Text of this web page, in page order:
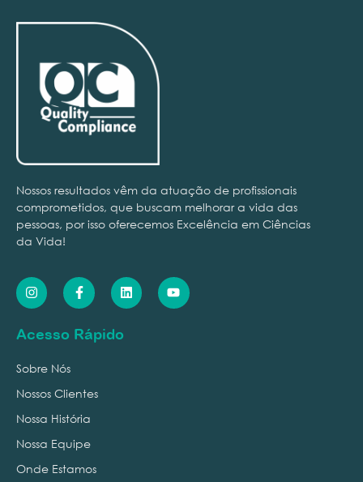
Nossos resultados vêm da atuação de profissionais
comprometidos, que buscam melhorar a vida das
pessoas, por isso oferecemos Excelência em Ciências
da Vida!
Acesso Rápido
Sobre Nós
Nossos Clientes
Nossa História
Nossa Equipe
Onde Estamos